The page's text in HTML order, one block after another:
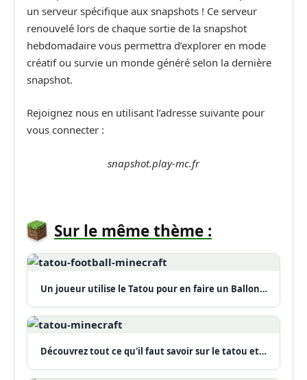
un serveur spécifique aux snapshots ! Ce serveur
renouvelé lors de chaque sortie de la snapshot
hebdomadaire vous permettra d’explorer en mode
créatif ou survie un monde généré selon la dernière
snapshot.
Rejoignez nous en utilisant l’adresse suivante pour
vous connecter :
snapshot.play-mc.fr
Sur le même thème :
Un joueur utilise le Tatou pour en faire un Ballon…
Découvrez tout ce qu'il faut savoir sur le tatou et…